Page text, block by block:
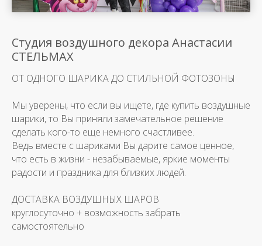
Студия воздушного декора Анастасии
СТЕЛЬМАХ
ОТ ОДНОГО ШАРИКА ДО СТИЛЬНОЙ ФОТОЗОНЫ
Мы уверены, что если вы ищете, где купить воздушные
шарики, то Вы приняли замечательное решение
сделать кого-то еще немного счастливее.
Ведь вместе с шариками Вы дарите самое ценное,
что есть в жизни - незабываемые, яркие моменты
радости и праздника для близких людей.
ДОСТАВКА ВОЗДУШНЫХ ШАРОВ
круглосуточно + возможность забрать
самостоятельно